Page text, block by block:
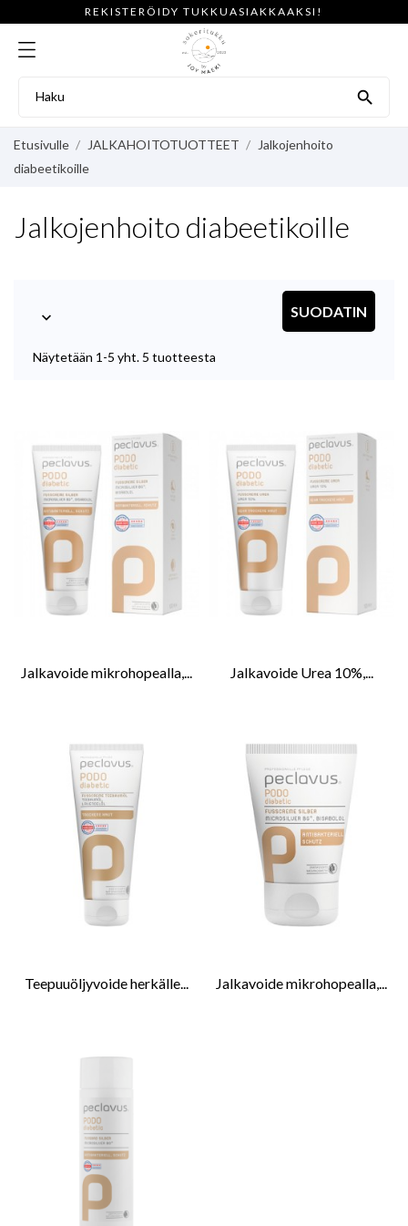
REKISTERÖIDY TUKKUASIAKKAAKSI!

Etusivulle JALKAHOITOTUOTTEET
Jalkojenhoito
diabeetikoille
Jalkojenhoito diabeetikoille
 SUODATIN
Näytetään 1-5 yht. 5 tuotteesta
Jalkavoide mikrohopealla,... Jalkavoide Urea 10%,...
Teepuuöljyvoide herkälle... Jalkavoide mikrohopealla,...